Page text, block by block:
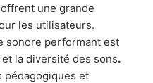
une grande
les utilisateurs.
sonore performant est
la diversité des sons.
pédagogiques et